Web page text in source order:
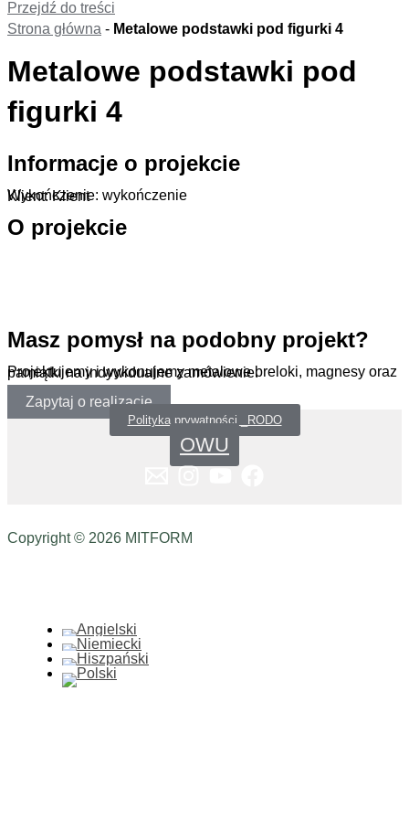
Przejdź do treści
Strona główna - Metalowe podstawki pod figurki 4
Metalowe podstawki pod
figurki 4
Informacje o projekcie
Wykończenie: wykończenie
Klient: Klient
O projekcie
Masz pomysł na podobny projekt?
Projektujemy i wykonujemy metalowe breloki, magnesy oraz pamiątki na indywidualne zamówienie.
Zapytaj o realizację
Polityka prywatności _RODO
OWU
Copyright © 2026 MITFORM